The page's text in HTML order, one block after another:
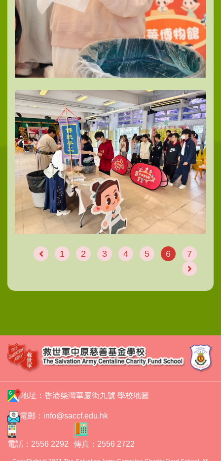
1 2 3 4 5 6 7
地址：香港柴灣華廈街九號 學校地圖
電郵： info@saccf.edu.hk
電話：2556 2292 傳真：2556 2722